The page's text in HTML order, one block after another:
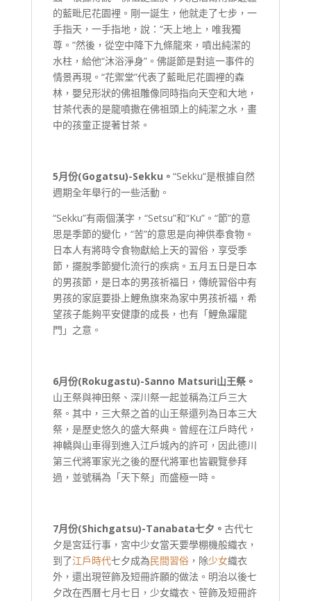
的藍毗尼花園裡。剛一誕生，他就走了七步，一
手指天，一手指地，說：“天上地上，唯我獨
尊。”然後，從空中降下九條龍來，噴出純潔的
水柱，給他“沐浴淨身”。佛誕節是對這一事件的
情景再現。“花禦堂”代表了藍毗尼花園裡的森
林，嬰兒形狀的佛祖雕像同時指向天空和大地，
甘茶代表的是龍噴撒在佛祖頭上的純潔之水，畫
中的孩童正提著甘茶。
5月份(Gogatsu)-Sekku 。 “Sekku”是根據自然
週期全年舉行的一些活動。
“Sekku”有兩個漢字，“Setsu”和“Ku”。“節”的意
思是季節的變化，“苦”的意思是向神供奉食物。
日本人有將時令食物獻給上天的習俗，享受季
節，擺脫季節變化流行的疾病。五月五日是日本
的男孩節，是日本的男孩祈福日，傳統習俗中有
男孩的家庭要掛上鯉魚旗來為家中男孩祈福，希
望孩子能夠平安健康的成長，也有「鯉魚躍龍
門」之意。
6月份(Rokugastu)-Sanno Matsuri山王祭。
山王祭與神田祭、深川祭一起並稱為江戶三大
祭。其中，三大祭之首的山王祭還列為日本三大
祭，是歷史悠久的盛大祭典。曾經在江戶時代，
神轎與山車得到進入江戶城內的許可，因此德川
第三代將軍家光之後的歷代將軍也皆觀覽參拜
過，並號稱為「天下祭」而盛極一時。
7月份(Shichgatsu)-Tanabata七夕。 古代七
夕是宮廷行事，宮中少女當天要學棚機般織衣，
到了江戶時代七夕成為民間習俗，除少女織衣
外，還出現笹飾及短冊許願的做法。明治以後七
夕改在西曆七月七日，少女織衣、笹飾及短冊許